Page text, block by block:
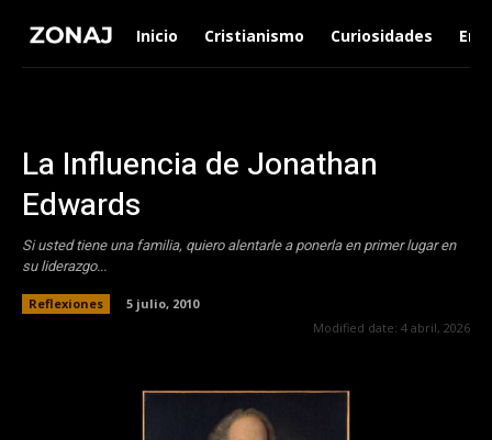
Inicio Cristianismo Curiosidades
La Influencia de Jonathan
Edwards
Si usted tiene una familia, quiero alentarle a ponerla en primer lugar en
su liderazgo...
Reflexiones
5 julio, 2010
Modified date: 4 abril, 2026